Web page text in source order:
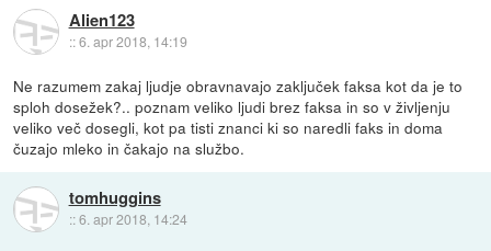
Alien123
::6. apr 2018, 14:19
Ne razumem zakaj ljudje obravnavajo zaključek faksa kot da je to
sploh dosežek?.. poznam veliko ljudi brez faksa in so v življenju
veliko več dosegli, kot pa tisti znanci ki so naredli faks in doma
čuzajo mleko in čakajo na službo.
tomhuggins
::6. apr 2018, 14:24